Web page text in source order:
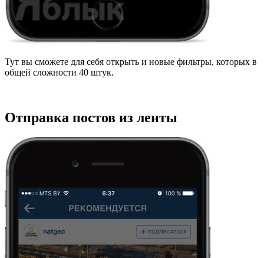
Тут вы сможете для себя открыть и новые фильтры, которых в
общей сложности 40 штук.
Отправка постов из ленты